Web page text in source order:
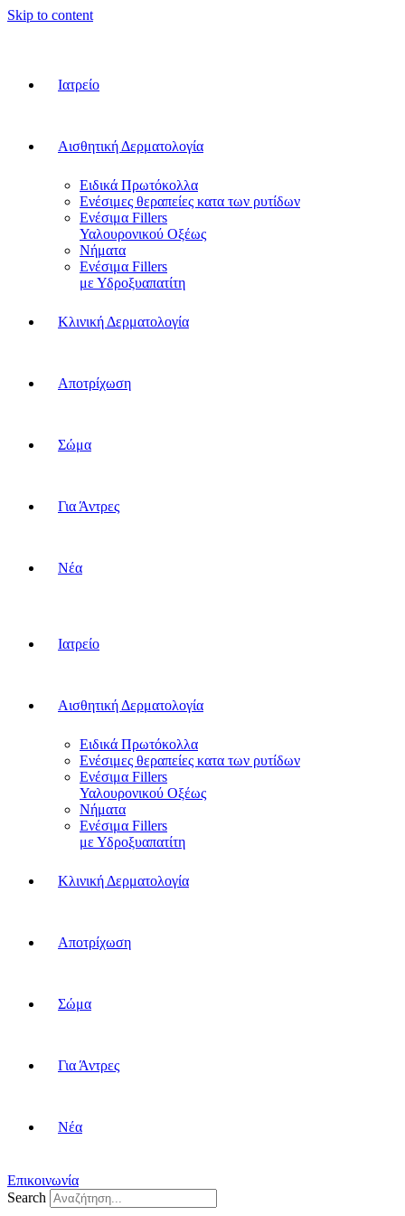
Skip to content
Ιατρείο
Αισθητική Δερματολογία
Ειδικά Πρωτόκολλα
Ενέσιμες θεραπείες κατα των ρυτίδων
Ενέσιμα Fillers
Υαλουρονικού Οξέως
Νήματα
Ενέσιμα Fillers
με Υδροξυαπατίτη
Κλινική Δερματολογία
Αποτρίχωση
Σώμα
Για Άντρες
Νέα
Ιατρείο
Αισθητική Δερματολογία
Ειδικά Πρωτόκολλα
Ενέσιμες θεραπείες κατα των ρυτίδων
Ενέσιμα Fillers
Υαλουρονικού Οξέως
Νήματα
Ενέσιμα Fillers
με Υδροξυαπατίτη
Κλινική Δερματολογία
Αποτρίχωση
Σώμα
Για Άντρες
Νέα
Επικοινωνία
Search